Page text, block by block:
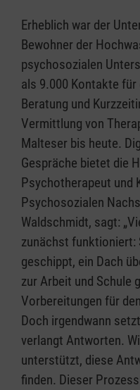
Erheblich war der
Bewohner der
psychosozialen
als 9.000 Kontakte
Beratung und
Vermittlung von
Malteser bis heute.
Gespräche bietet die
Psychotherapeut und
Psychosozialen
Waldschmidt, sagt:
zunächst funktioniert:
geschippt, ein Dach
zur Arbeit und Schule
Vorbereitungen für
Doch irgendwann
verlangt Antworten.
unterstützt, diese
finden. Dieser